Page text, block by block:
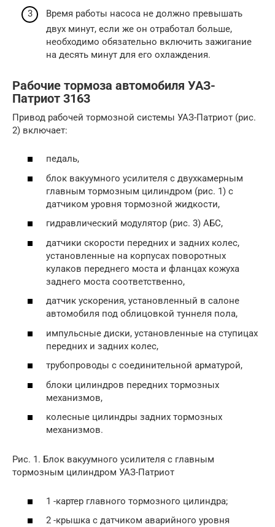
Время работы насоса не должно превышать
двух минут, если же он отработал больше,
необходимо обязательно включить зажигание
на десять минут для его охлаждения.
Рабочие тормоза автомобиля УАЗ-
Патриот 3163
Привод рабочей тормозной системы УАЗ-Патриот (рис.
2) включает:
педаль,
блок вакуумного усилителя с двухкамерным
главным тормозным цилиндром (рис. 1) с
датчиком уровня тормозной жидкости,
гидравлический модулятор (рис. 3) АБС,
датчики скорости передних и задних колес,
установленные на корпусах поворотных
кулаков переднего моста и фланцах кожуха
заднего моста соответственно,
датчик ускорения, установленный в салоне
автомобиля под облицовкой туннеля пола,
импульсные диски, установленные на ступицах
передних и задних колес,
трубопроводы с соединительной арматурой,
блоки цилиндров передних тормозных
механизмов,
колесные цилиндры задних тормозных
механизмов.
Рис. 1. Блок вакуумного усилителя с главным
тормозным цилиндром УАЗ-Патриот
1 -картер главного тормозного цилиндра;
2 -крышка с датчиком аварийного уровня